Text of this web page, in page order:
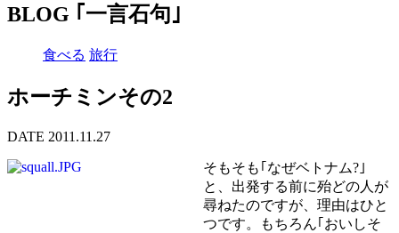
BLOG ｢一言石句｣
食べる 旅行
ホーチミンその2
DATE 2011.11.27
そもそも｢なぜベトナム?｣
と、出発する前に殆どの人が
尋ねたのですが、理由はひと
つです。もちろん｢おいしそ